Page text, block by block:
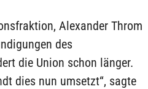
Alexander Throm
des
die Union schon länger.
dies nun umsetzt“, sagte